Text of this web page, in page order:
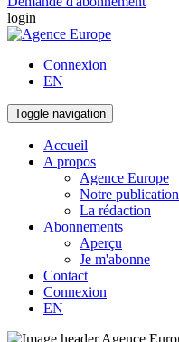
login
Connexion
EN
Toggle navigation
Accueil
A propos
Agence Europe
Notre publication
La rédaction
Abonnements
Aperçu
Je m'abonne
Contact
Connexion
EN